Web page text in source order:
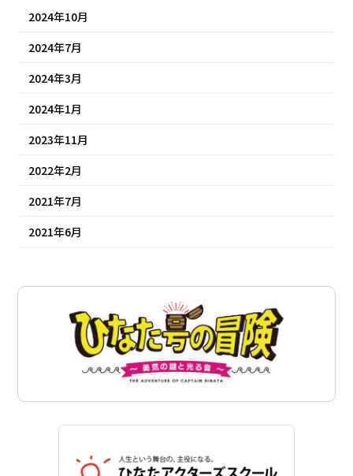
2024年10月
2024年7月
2024年3月
2024年1月
2023年11月
2022年2月
2021年7月
2021年6月